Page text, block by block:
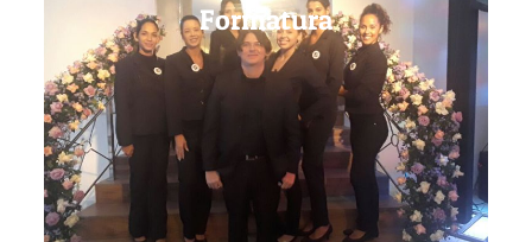
Formatura